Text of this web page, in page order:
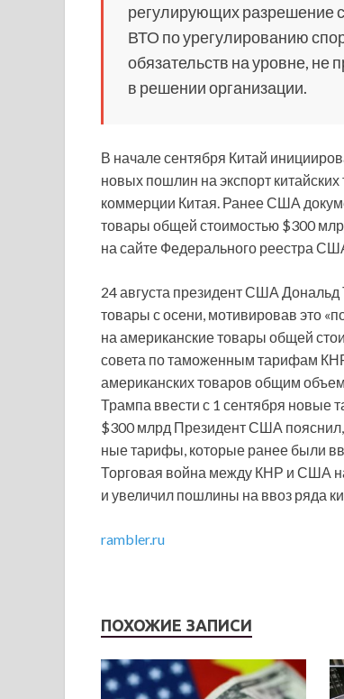
регулирующих разрешение
ВТО по урегулированию
обязательств на уровне,
в решении организации.
В начале сентября Китай
новых пошлин на экспорт
коммерции Китая. Ранее США
товары общей стоимостью $300
на сайте Федерального реестра
24 августа президент США
товары с осени, мотивировав это
на американские товары общей
совета по таможенным тарифам
американских товаров общим
Трампа ввести с 1 сентября новые
$300 млрд Президент США
ные тарифы, которые ранее были
Торговая война между КНР и США
и увеличил пошлины на ввоз ряда
rambler.ru
ПОХОЖИЕ ЗАПИСИ